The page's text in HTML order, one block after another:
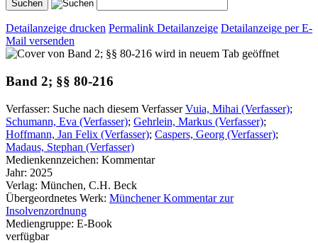
Detailanzeige drucken Permalink Detailanzeige Detailanzeige per E-
Mail versenden
wird in neuem Tab geöffnet
Band 2; §§ 80-216
Verfasser: Suche nach diesem Verfasser Vuia, Mihai (Verfasser);
Schumann, Eva (Verfasser); Gehrlein, Markus (Verfasser);
Hoffmann, Jan Felix (Verfasser); Caspers, Georg (Verfasser);
Madaus, Stephan (Verfasser)
Medienkennzeichen: Kommentar
Jahr: 2025
Verlag: München, C.H. Beck
Übergeordnetes Werk: Münchener Kommentar zur
Insolvenzordnung
Mediengruppe: E-Book
verfügbar